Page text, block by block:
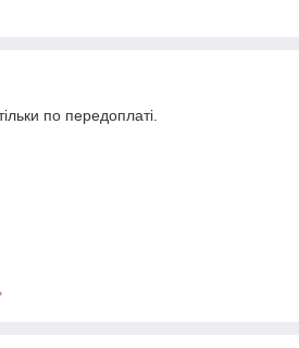
по передоплаті.